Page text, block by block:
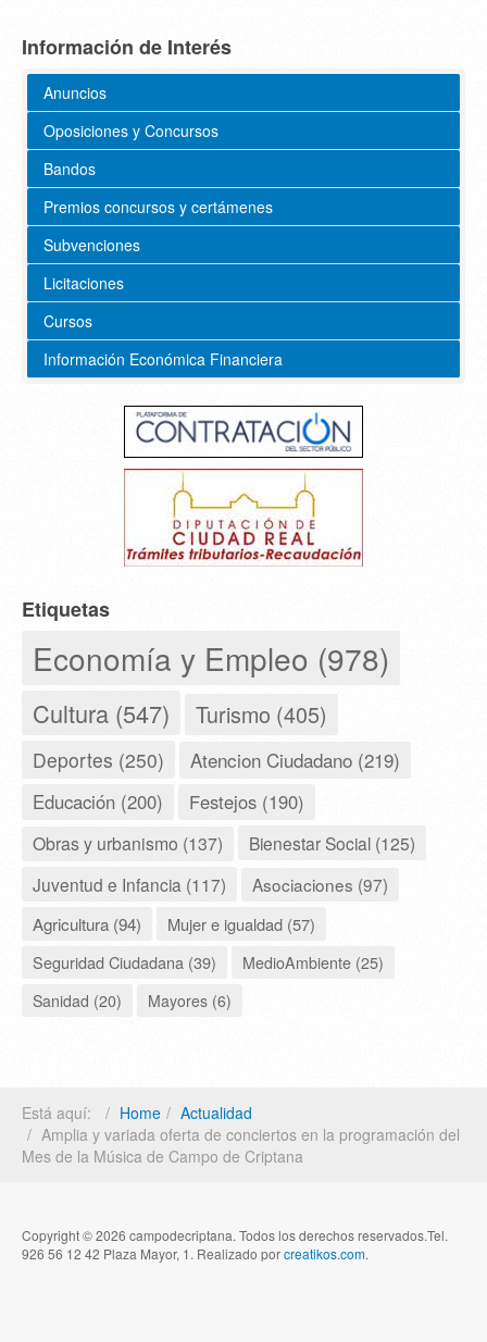
Información de Interés
Anuncios
Oposiciones y Concursos
Bandos
Premios concursos y certámenes
Subvenciones
Licitaciones
Cursos
Información Económica Financiera
Etiquetas
Economía y Empleo (978)
Cultura (547) Turismo (405)
Deportes (250) Atencion Ciudadano (219)
Educación (200) Festejos (190)
Obras y urbanismo (137)
Bienestar Social (125)
Juventud e Infancia (117)
Asociaciones (97)
Agricultura (94)
Mujer e igualdad (57)
Seguridad Ciudadana (39)
MedioAmbiente (25)
Sanidad (20)
Mayores (6)
Está aquí: Home
Actualidad
Amplia y variada oferta de conciertos en la programación del
Mes de la Música de Campo de Criptana
Copyright © 2026 campodecriptana. Todos los derechos reservados.Tel.
926 56 12 42 Plaza Mayor, 1. Realizado porcreatikos.com.